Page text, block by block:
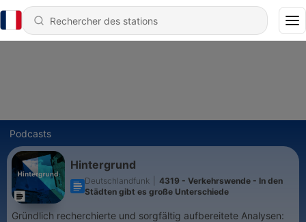
Podcasts
Hintergrund
Deutschlandfunk
4319 - Verkehrswende - In den
Städten gibt es große Unterschiede
Gründlich recherchierte und sorgfältig aufbereitete Analysen: